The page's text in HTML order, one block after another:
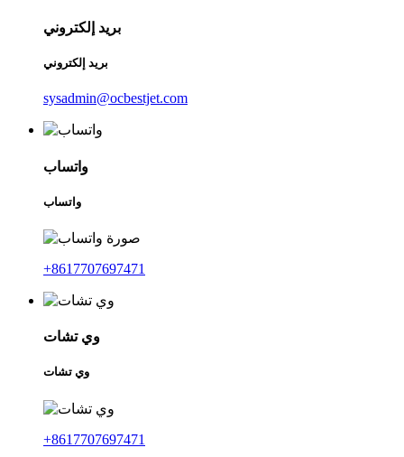
بريد إلكتروني
بريد إلكتروني
sysadmin@ocbestjet.com
واتساب
واتساب
+8617707697471
وي تشات
وي تشات
+8617707697471